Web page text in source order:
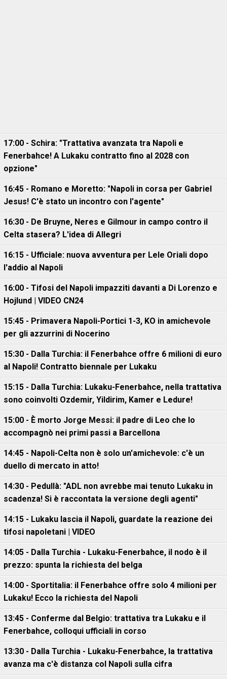
17:00 - Schira: "Trattativa avanzata tra Napoli e
Fenerbahce! A Lukaku contratto fino al 2028 con
opzione"
16:45 - Romano e Moretto: "Napoli in corsa per Gabriel
Jesus! C'è stato un incontro con l'agente"
16:30 - De Bruyne, Neres e Gilmour in campo contro il
Celta stasera? L'idea di Allegri
16:15 - Ufficiale: nuova avventura per Lele Oriali dopo
l'addio al Napoli
16:00 - Tifosi del Napoli impazziti davanti a Di Lorenzo e
Hojlund | VIDEO CN24
15:45 - Primavera Napoli-Portici 1-3, KO in amichevole
per gli azzurrini di Nocerino
15:30 - Dalla Turchia: il Fenerbahce offre 6 milioni di euro
al Napoli! Contratto biennale per Lukaku
15:15 - Dalla Turchia: Lukaku-Fenerbahce, nella trattativa
sono coinvolti Ozdemir, Yildirim, Kamer e Ledure!
15:00 - È morto Jorge Messi: il padre di Leo che lo
accompagnò nei primi passi a Barcellona
14:45 - Napoli-Celta non è solo un'amichevole: c'è un
duello di mercato in atto!
14:30 - Pedullà: "ADL non avrebbe mai tenuto Lukaku in
scadenza! Si è raccontata la versione degli agenti"
14:15 - Lukaku lascia il Napoli, guardate la reazione dei
tifosi napoletani | VIDEO
14:05 - Dalla Turchia - Lukaku-Fenerbahce, il nodo è il
prezzo: spunta la richiesta del belga
14:00 - Sportitalia: il Fenerbahce offre solo 4 milioni per
Lukaku! Ecco la richiesta del Napoli
13:45 - Conferme dal Belgio: trattativa tra Lukaku e il
Fenerbahce, colloqui ufficiali in corso
13:30 - Dalla Turchia - Lukaku-Fenerbahce, la trattativa
avanza ma c'è distanza col Napoli sulla cifra